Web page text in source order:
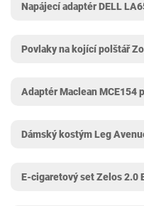
Napájecí adaptér DELL
Povlaky na kojící polštář
Adaptér Maclean MCE154
Dámský kostým Leg
E-cigaretový set Zelos 2.0